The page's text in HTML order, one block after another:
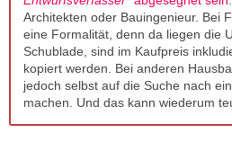
Architekten oder Bauingenieur. Bei
eine Formalität, denn da liegen die
Schublade, sind im Kaufpreis
kopiert werden. Bei anderen
jedoch selbst auf die Suche nach
machen. Und das kann wiederum